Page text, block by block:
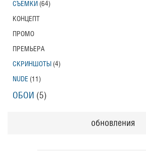
СЪЕМКИ (64)
КОНЦЕПТ
ПРОМО
ПРЕМЬЕРА
СКРИНШОТЫ (4)
NUDE (11)
ОБОИ (5)
обновления